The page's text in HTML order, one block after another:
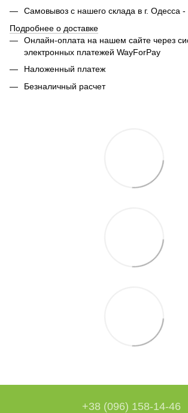
Самовывоз с нашего склада в г. Одесса -
Подробнее о доставке
Онлайн-оплата на нашем сайте через
электронных платежей WayForPay
Наложенный платеж
Безналичный расчет
+38 (096) 158-14-46